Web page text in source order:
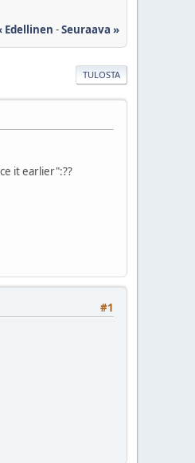
Edellinen -Seuraava »
TULOSTA
it earlier":??
#1